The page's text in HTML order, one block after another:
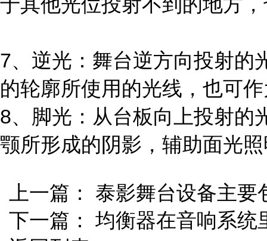
7、逆光：舞台逆方向投射的
的轮廓所使用的光线，也可
8、脚光：从台板向上投射的
颚所形成的阴影，辅助面光
上一篇： 泰影舞台设备主要
下一篇： 均衡器在音响系统